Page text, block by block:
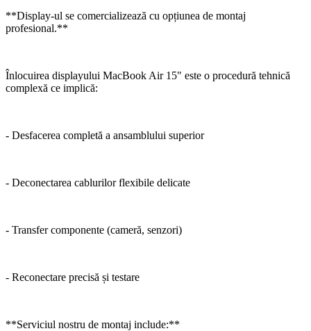
**Display-ul se comercializează cu opțiunea de montaj
profesional.**
Înlocuirea displayului MacBook Air 15" este o procedură tehnică
complexă ce implică:
- Desfacerea completă a ansamblului superior
- Deconectarea cablurilor flexibile delicate
- Transfer componente (cameră, senzori)
- Reconectare precisă și testare
**Serviciul nostru de montaj include:**